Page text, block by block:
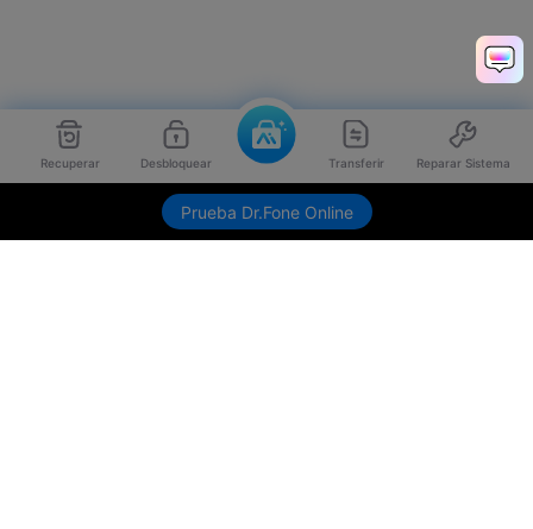
Recuperar Desbloquear Transferir Reparar Sistema
Prueba Dr.Fone Online
Envíame link de descarga